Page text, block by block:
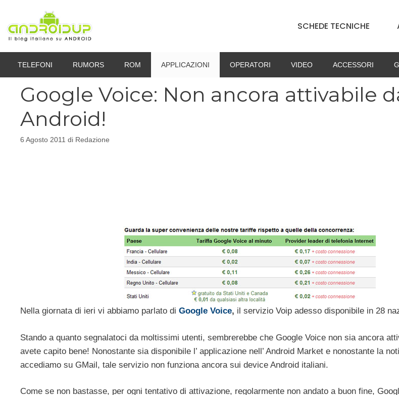
contenuto
SCHEDE TECNICHE
TELEFONI RUMORS ROM APPLICAZIONI OPERATORI VIDEO ACCESSORI
Google Voice: Non ancora attivabile
Android!
6 Agosto 2011 di Redazione
Nella giornata di ieri vi abbiamo parlato di Google Voice, il servizio Voip adesso disponibile in 28
Stando a quanto segnalatoci da moltissimi utenti, sembrerebbe che Google Voice non sia ancora
avete capito bene! Nonostante sia disponibile l’ applicazione nell’ Android Market e nonostante la
accediamo su GMail, tale servizio non funziona ancora sui device Android italiani.
Come se non bastasse, per ogni tentativo di attivazione, regolarmente non andato a buon fine,